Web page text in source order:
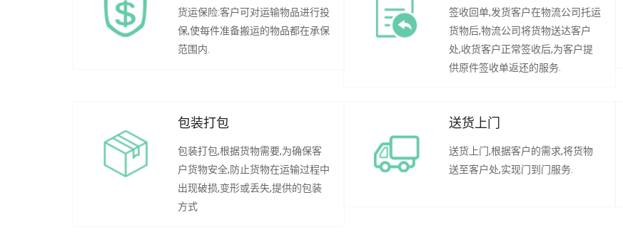
货运保险:客户可对运输物品进行投
保,使每件准备搬运的物品都在承保
范围内.
签收回单,发货客户在物流公司托运
货物后,物流公司将货物送达客户
处,收货客户正常签收后,为客户提
供原件签收单返还的服务.
包装打包
包装打包,根据货物需要,为确保客
户货物安全,防止货物在运输过程中
出现破损,变形或丢失,提供的包装
方式
送货上门
送货上门,根据客户的需求,将货物
送至客户处,实现门到门服务.